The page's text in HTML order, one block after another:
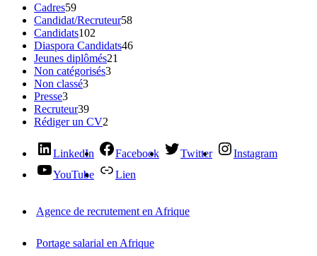
Cadres59
Candidat/Recruteur58
Candidats102
Diaspora Candidats46
Jeunes diplômés21
Non catégorisés3
Non classé3
Presse3
Recruteur39
Rédiger un CV2
LinkedIn Facebook Twitter
Instagram
YouTube
Lien
Agence de recrutement en Afrique
Portage salarial en Afrique